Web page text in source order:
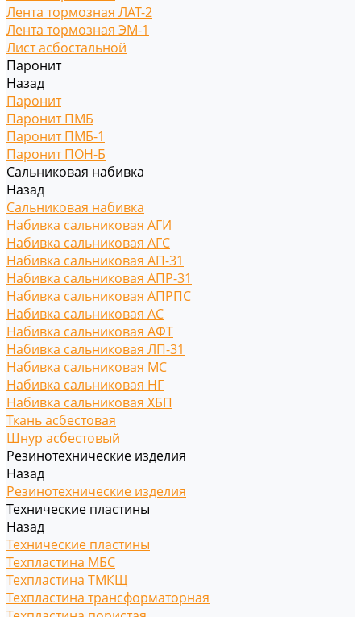
Лента тормозная ЛАТ-2
Лента тормозная ЭМ-1
Лист асбостальной
Паронит
Назад
Паронит
Паронит ПМБ
Паронит ПМБ-1
Паронит ПОН-Б
Сальниковая набивка
Назад
Сальниковая набивка
Набивка сальниковая АГИ
Набивка сальниковая АГС
Набивка сальниковая АП-31
Набивка сальниковая АПР-31
Набивка сальниковая АПРПС
Набивка сальниковая АС
Набивка сальниковая АФТ
Набивка сальниковая ЛП-31
Набивка сальниковая МС
Набивка сальниковая НГ
Набивка сальниковая ХБП
Ткань асбестовая
Шнур асбестовый
Резинотехнические изделия
Назад
Резинотехнические изделия
Технические пластины
Назад
Технические пластины
Техпластина МБС
Техпластина ТМКЩ
Техпластина трансформаторная